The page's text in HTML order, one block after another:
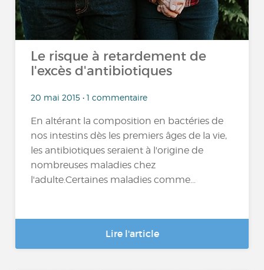
Le risque à retardement de
l'excès d'antibiotiques
20 mai 2015 • 1 commentaire
En altérant la composition en bactéries de
nos intestins dès les premiers âges de la vie,
les antibiotiques seraient à l'origine de
nombreuses maladies chez
l'adulte.Certaines maladies comme...
Lire l'article